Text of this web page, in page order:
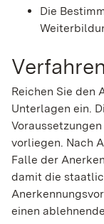
Die
Reichen Sie den
Unterlagen ein.
vorliegen. Nach
Falle der
damit die
einen